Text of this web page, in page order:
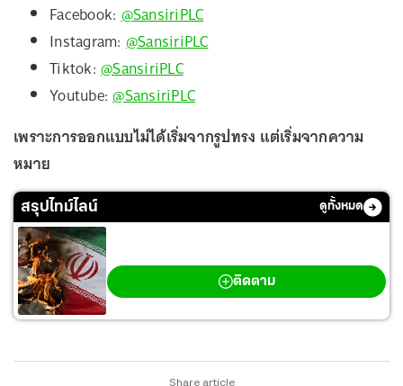
Facebook:@SansiriPLC
Instagram:@SansiriPLC
Tiktok: @SansiriPLC
Youtube:@SansiriPLC
เพราะการออกแบบไม่ได้เริ่มจากรูปทรง แต่เริ่มจากความ
หมาย
สรุปไทม์ไลน์ ดูทั้งหมด
ติดตาม
Share article